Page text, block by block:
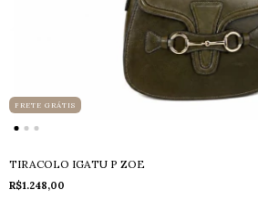
FRETE GRÁTIS
TIRACOLO IGATU P ZOE
R$1.248,00